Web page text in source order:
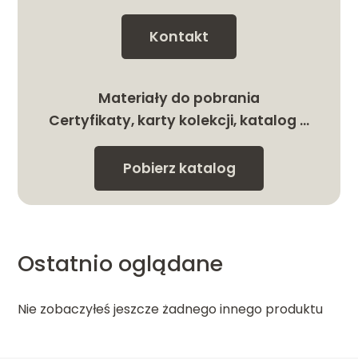
Kontakt
Materiały do pobrania
Certyfikaty, karty kolekcji, katalog …
Pobierz katalog
Ostatnio oglądane
Nie zobaczyłeś jeszcze żadnego innego produktu